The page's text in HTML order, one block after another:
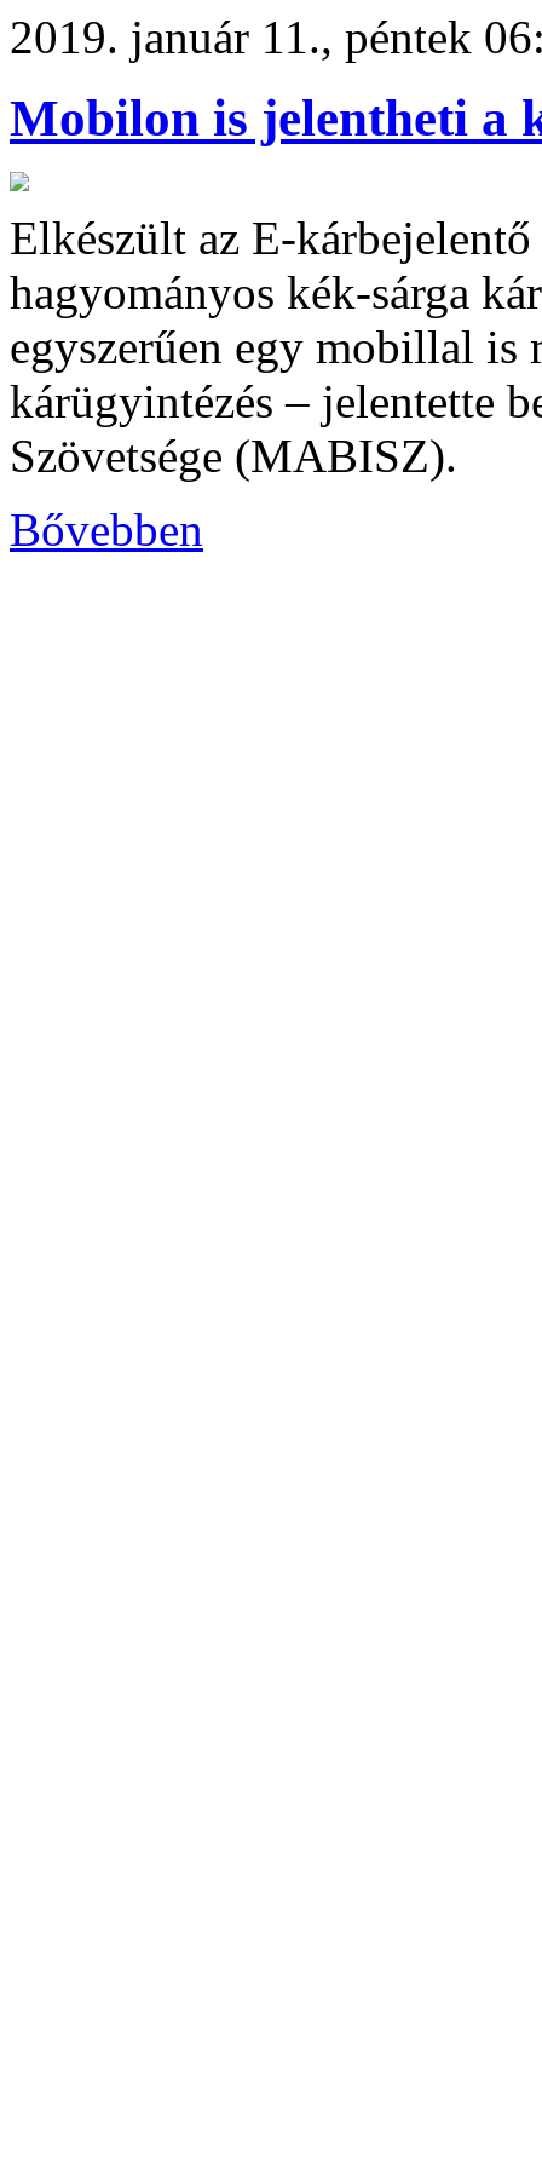
2019. január 11., péntek
Mobilon is jelentheti a
Elkészült az E-
hagyományos kék-sárga
egyszerűen egy mobillal is
kárügyintézés – jelentette
Szövetsége (MABISZ).
Bővebben